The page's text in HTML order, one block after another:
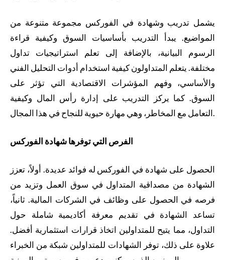
يشمل تدريب وشهادة في الفوركس مجموعة متنوعة من
المواضيع. يبدأ التدريب بأساسيات السوق وكيفية قراءة
الرسوم البيانية، بالإضافة إلى تعلم استراتيجيات تداول
مختلفة. يتعلم المتداولون كيفية استخدام أدوات التحليل الفني
والأساسي، وفهم المؤشرات الاقتصادية التي تؤثر على
السوق. كما يركز التدريب على إدارة رأس المال وكيفية
التعامل مع المخاطر، وهي مهارة حيوية للنجاح في هذا المجال.
الفرص التي توفرها شهادة الفوركس
الحصول على شهادة في الفوركس له فوائد عديدة. أولاً، تعزز
الشهادة من مصداقية المتداول في سوق العمل وتزيد من
فرصه في الحصول على وظائف في الشركات المالية. ثانياً،
تساعد الشهادة في تقديم معرفة أكاديمية شاملة حول
التداول، مما يتيح للمتداولين اتخاذ قرارات استثمارية أفضل.
علاوة على ذلك، توفر الشهادات للمتداولين شبكة من الخبراء